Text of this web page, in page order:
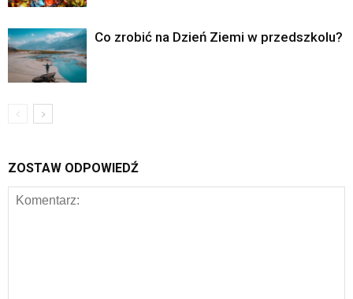
Co zrobić na Dzień Ziemi w przedszkolu?
ZOSTAW ODPOWIEDŹ